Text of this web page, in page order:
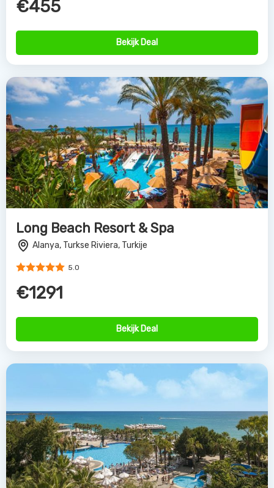
€455
Bekijk Deal
Long Beach Resort & Spa
Alanya, Turkse Riviera, Turkije
5.0
€1291
Bekijk Deal